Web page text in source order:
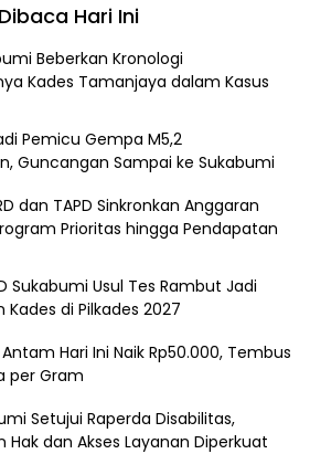
Hari Ini
Beberkan Kronologi
Kades Tamanjaya dalam Kasus
Pemicu Gempa M5,2
Guncangan Sampai ke Sukabumi
dan TAPD Sinkronkan Anggaran
Prioritas hingga Pendapatan
Sukabumi Usul Tes Rambut Jadi
Kades di Pilkades 2027
Hari Ini Naik Rp50.000, Tembus
per Gram
Setujui Raperda Disabilitas,
Hak dan Akses Layanan Diperkuat